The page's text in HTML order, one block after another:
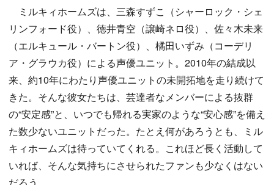
ミルキィホームズは、三森すずこ（シャーロック・シェ
リンフォード役）、徳井青空（譲崎ネロ役）、佐々木未来
（エルキュール・バートン役）、橘田いずみ（コーデリ
ア・グラウカ役）による声優ユニット。2010年の結成以
来、約10年にわたり声優ユニットの未開拓地を走り続けて
きた。そんな彼女たちは、芸達者なメンバーによる抜群
の“安定感”と、いつでも帰れる実家のような“安心感”を備え
た数少ないユニットだった。たとえ何があろうとも、ミル
キィホームズは待っていてくれる。これほど長く活動して
いれば、そんな気持ちにさせられたファンも少なくはない
だろう。